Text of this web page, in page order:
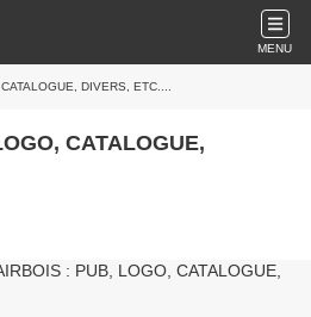
MENU
DIVERS, ETC....
CATALOGUE,